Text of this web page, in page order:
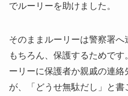
でルーリーを助けました。
そのままルーリーは警察署へ
もちろん、保護するためで
ーリーに保護者か親戚の連絡
が、「どうせ無駄だし」と書